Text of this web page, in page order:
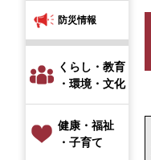
防災情報
くらし・教育
・環境・文化
健康・福祉
・子育て